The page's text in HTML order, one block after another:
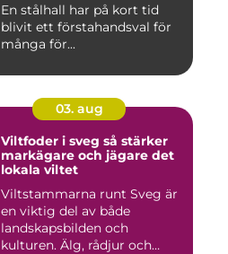
En stålhall har på kort tid
blivit ett förstahandsval för
många för...
03. aug
Viltfoder i sveg så stärker
markägare och jägare det
lokala viltet
Viltstammarna runt Sveg är
en viktig del av både
landskapsbilden och
kulturen. Älg, rådjur och